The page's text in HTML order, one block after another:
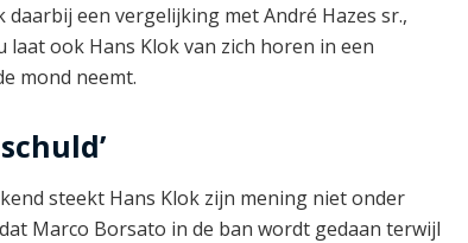
een vergelijking met André Hazes sr.,
ook Hans Klok van zich horen in een
mond neemt.
steekt Hans Klok zijn mening niet onder
dat Marco Borsato in de ban wordt gedaan terwijl